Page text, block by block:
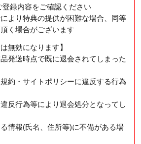
録内容をご確認ください
より特典の提供が困難な場合、同等
く場合がございます
無効になります】
発送時点で既に退会されてしまった
約・サイトポリシーに違反する行為
反行為等により退会処分となってし
情報(氏名、住所等)に不備がある場